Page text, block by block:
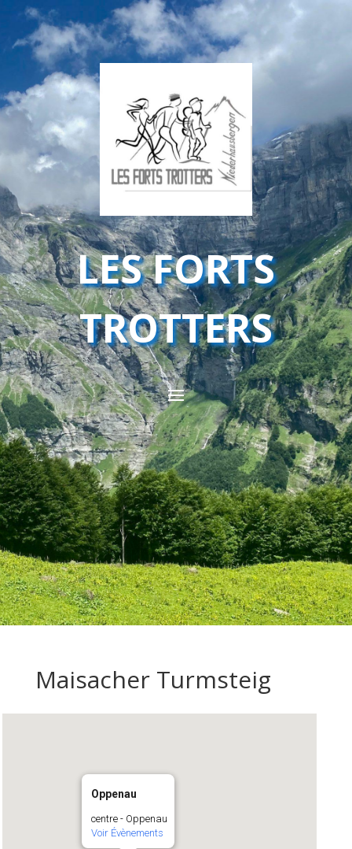
LES FORTS
TROTTERS
Maisacher Turmsteig
Oppenau
centre - Oppenau
Voir Évènements